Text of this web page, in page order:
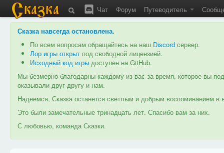
Чат Форум Путеводитель
Сказка навсегда остановлена.
По всем вопросам обращайтесь на наш Discord сервер.
Лор игры открыт под свободной лицензией.
Исходный код игры доступен на GitHub.
Мы безмерно благодарны каждому из вас за время, которое вы
оказывали друг другу и нам.
Надеемся, Сказка останется светлым и добрым воспоминанием
Это были замечательные тринадцать лет. Спасибо вам за них.
С любовью, команда Сказки.